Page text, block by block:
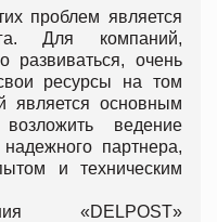
проблем является
Для компаний,
развиваться, очень
ресурсы на том
является основным
ведение
партнера,
и техническим
«DELPOST»